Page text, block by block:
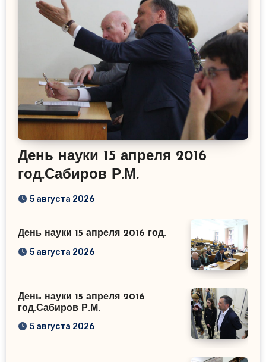
День науки 15 апреля 2016
год.Сабиров Р.М.
5 августа 2026
День науки 15 апреля 2016 год.
5 августа 2026
День науки 15 апреля 2016
год.Сабиров Р.М.
5 августа 2026